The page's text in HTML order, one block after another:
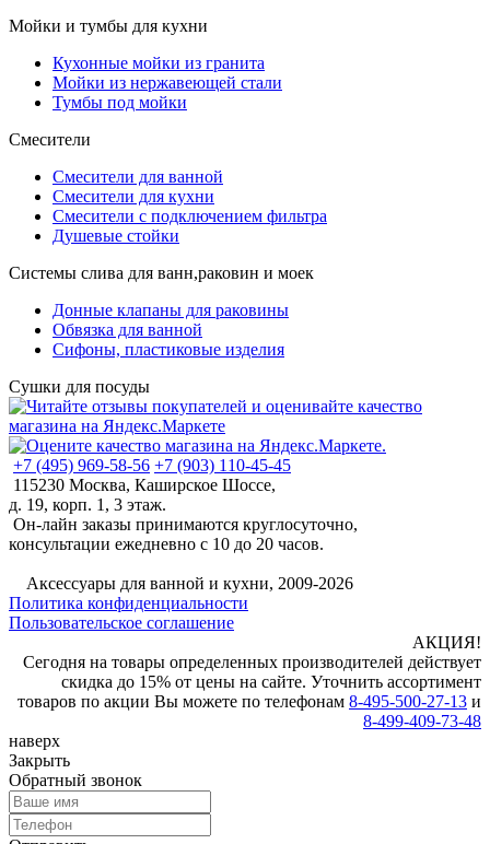
Мойки и тумбы для кухни
Кухонные мойки из гранита
Мойки из нержавеющей стали
Тумбы под мойки
Смесители
Смесители для ванной
Смесители для кухни
Смесители с подключением фильтра
Душевые стойки
Системы слива для ванн,раковин и моек
Донные клапаны для раковины
Обвязка для ванной
Сифоны, пластиковые изделия
Сушки для посуды
+7 (495) 969-58-56 +7 (903) 110-45-45
115230 Москва, Каширское Шоссе,
д. 19, корп. 1, 3 этаж.
Он-лайн заказы принимаются круглосуточно,
консультации ежедневно с 10 до 20 часов.
Аксессуары для ванной и кухни, 2009-2026
Политика конфиденциальности
Пользовательское соглашение
АКЦИЯ!
Сегодня на товары определенных производителей действует
скидка до 15% от цены на сайте. Уточнить ассортимент
товаров по акции Вы можете по телефонам 8-495-500-27-13 и
8-499-409-73-48
наверх
Закрыть
Обратный звонок